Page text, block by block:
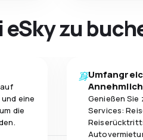
zu
eine
die
Genießen
Services: